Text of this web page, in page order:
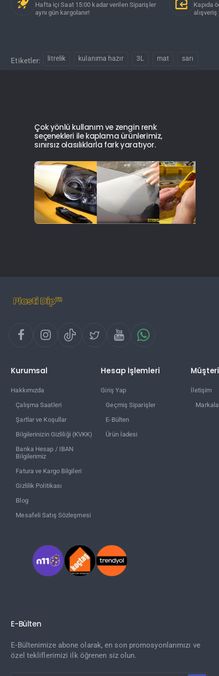
Hafta içi Saat 15:00 kadar verilen Siparişler
aynı gün kargolanır!
Kapıda
Etiketler: litrelik kulanıma hazır 3L mat sarı
Çok yönlü kullanım ve zengin renk
seçenekleri ile kaplama ürünlerimiz,
sınırsız olasılıklarla fark yaratıyor.
Kurumsal
Hakkımızda
Çalışma Saatleri
Şartlar ve Koşullar
Bilgilerinizin Gizliliği (KVKK)
Banka Hesap / IBAN
Bilgilerimiz
Fatura ve Kargo Bilgileri
Gizlilik Politikası
Blog
Mesafeli Satış Sözleşmesi
Hesap İşlemleri
Giriş Yap
Geçmiş Siparişler
E-Bülten
Ürün İadesi
İletişim
E-Bülten
E-Bültenimize abone olarak, en son promosyonlarımızı ve
özel tekliflerimizi ilk öğrenen siz olun.